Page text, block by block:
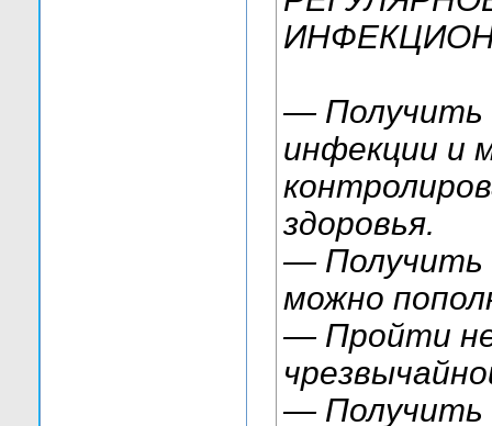
— Получить
инфекции и
здоровья.
— Получить
можно
— Пройти
— Получить